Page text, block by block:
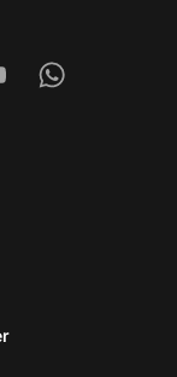
Whatsapp